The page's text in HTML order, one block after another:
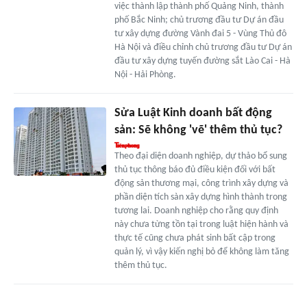
việc thành lập thành phố Quảng Ninh, thành
phố Bắc Ninh; chủ trương đầu tư Dự án đầu
tư xây dựng đường Vành đai 5 - Vùng Thủ đô
Hà Nội và điều chỉnh chủ trương đầu tư Dự án
đầu tư xây dựng tuyến đường sắt Lào Cai - Hà
Nội - Hải Phòng.
Sửa Luật Kinh doanh bất động
sản: Sẽ không 'vẽ' thêm thủ tục?
Theo đại diện doanh nghiệp, dự thảo bổ sung
thủ tục thông báo đủ điều kiện đối với bất
động sản thương mại, công trình xây dựng và
phần diện tích sàn xây dựng hình thành trong
tương lai. Doanh nghiệp cho rằng quy định
này chưa từng tồn tại trong luật hiện hành và
thực tế cũng chưa phát sinh bất cập trong
quản lý, vì vậy kiến nghị bỏ để không làm tăng
thêm thủ tục.